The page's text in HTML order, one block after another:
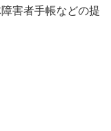
害者手帳などの提